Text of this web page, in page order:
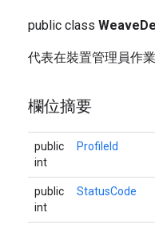
public class
代表在裝置管理員作
欄位摘要
public
int
ProfileId
public
int
StatusCode